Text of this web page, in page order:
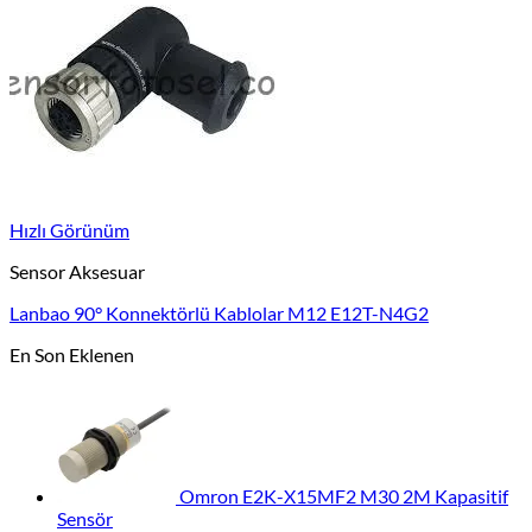
Hızlı Görünüm
Sensor Aksesuar
Lanbao 90° Konnektörlü Kablolar M12 E12T-N4G2
En Son Eklenen
Omron E2K-X15MF2 M30 2M Kapasitif
Sensör